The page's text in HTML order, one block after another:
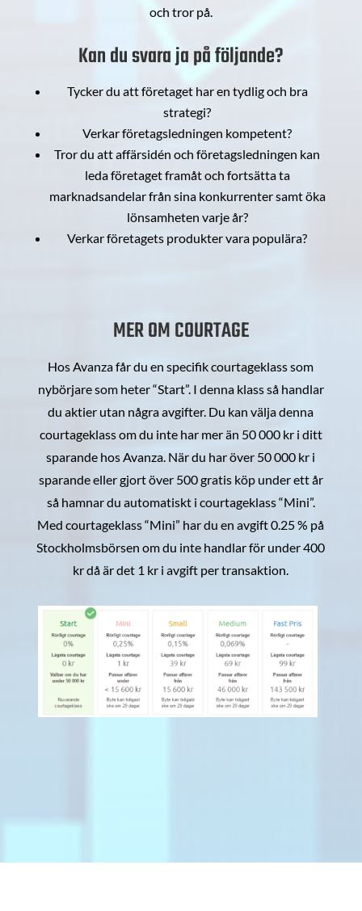
och tror på.
Kan du svara ja på följande?
Tycker du att företaget har en tydlig och bra
strategi?
Verkar företagsledningen kompetent?
Tror du att affärsidén och företagsledningen kan
leda företaget framåt och fortsätta ta
marknadsandelar från sina konkurrenter samt öka
lönsamheten varje år?
Verkar företagets produkter vara populära?
MER OM COURTAGE
Hos Avanza får du en specifik courtageklass som
nybörjare som heter “Start”. I denna klass så handlar
du aktier utan några avgifter. Du kan välja denna
courtageklass om du inte har mer än 50 000 kr i ditt
sparande hos Avanza. När du har över 50 000 kr i
sparande eller gjort över 500 gratis köp under ett år
så hamnar du automatiskt i courtageklass “Mini”.
Med courtageklass “Mini” har du en avgift 0.25 % på
Stockholmsbörsen om du inte handlar för under 400
kr då är det 1 kr i avgift per transaktion.